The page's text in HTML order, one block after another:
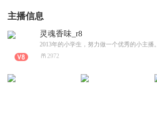
主播信息
灵魂香味_r8
2013年的小学生，努力做一个优秀的小主播。
2972